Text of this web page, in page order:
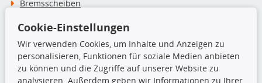
Bremsscheiben
Querlenker
Radlager
Stoßdämpfer
Cookie-Einstellungen
Wir verwenden Cookies, um Inhalte und Anzeigen zu
personalisieren, Funktionen für soziale Medien anbieten
zu können und die Zugriffe auf unserer Website zu
analysieren. Außerdem geben wir Informationen zu Ihrer